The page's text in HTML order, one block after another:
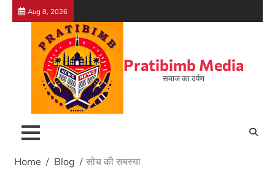
Skip
Aug 8, 2026
Pratibimb Media
समाज का दर्पण
Home Blog सोच की समस्या